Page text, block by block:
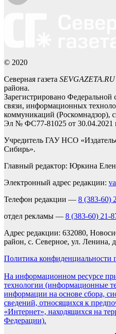
© 2020
Северная газета SEVGAZETA.RU
района.
Зарегистрировано Федеральной
связи, информационных
коммуникаций (Роскомнадзор),
Эл № ФС77-81025 от 30.04.2021
Учредитель ГАУ НСО
Сибирь».
Главный редактор: Юркина
Электронный адрес редакции:
Телефон редакции — 8 (383-60)
отдел рекламы — 8 (383-60) 21-
Адрес редакции: 632080,
район, с. Северное, ул. Ленина,
Политика конфиденциальности
На информационном ресурсе
технологии (информационные
информации на основе сбора,
сведений, относящихся к
«Интернет», находящихся на
Федерации).